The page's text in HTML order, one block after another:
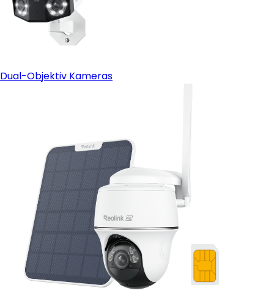
Dual-Objektiv Kameras